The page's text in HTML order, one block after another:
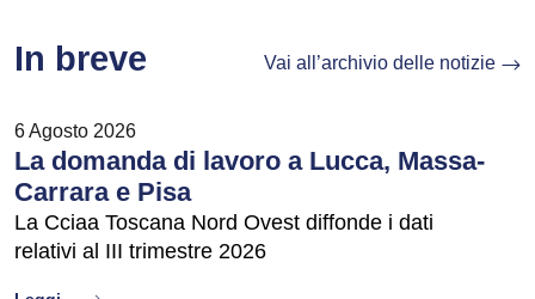
In breve Vai all’archivio delle notizie
6 Agosto 2026
La domanda di lavoro a Lucca, Massa-
Carrara e Pisa
La Cciaa Toscana Nord Ovest diffonde i dati
relativi al III trimestre 2026